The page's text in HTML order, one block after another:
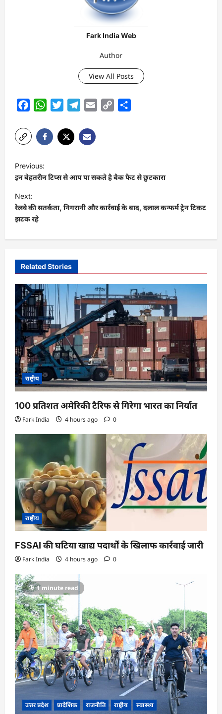
Fark India Web
Author
View All Posts
FacebookWhatsAppTwitterTelegram
Email
Copy
P
o
s
t
n
a
g
a
t
i
o
n
Previous:
इन बेहतरीन टिप्स से आप पा सकते है बैक फैट से छुटकारा
Next:
रेलवे की सतर्कता, निगरानी और कार्रवाई के बाद, दलाल कन्फर्म ट्रेन टिकट
झटक रहे
Related Stories
राष्ट्रीय
100 प्रतिशत अमेरिकी टैरिफ से गिरेगा भारत का निर्यात
Fark India 4 hours ago 0
राष्ट्रीय
FSSAI की घटिया खाद्य पदार्थों के खिलाफ कार्रवाई जारी
Fark India 4 hours ago 0
1 minute read
उत्तर प्रदेश प्रादेशिक राजनीति राष्ट्रीय स्वास्थ्य